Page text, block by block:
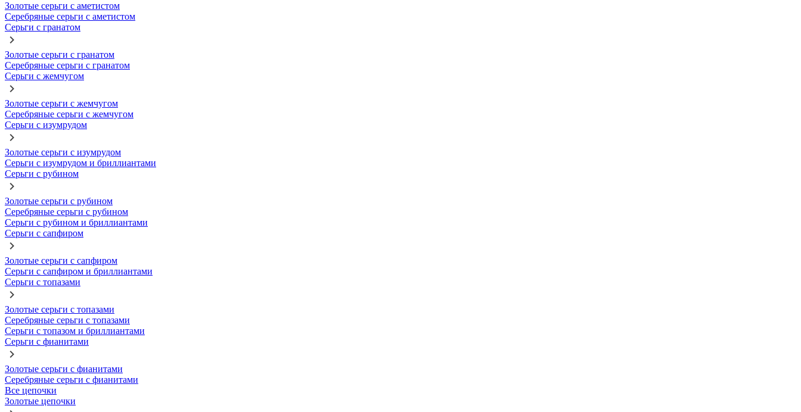
Золотые серьги с аметистом
Серебряные серьги с аметистом
Серьги с гранатом
Золотые серьги с гранатом
Серебряные серьги с гранатом
Серьги с жемчугом
Золотые серьги с жемчугом
Серебряные серьги с жемчугом
Серьги с изумрудом
Золотые серьги с изумрудом
Серьги с изумрудом и бриллиантами
Серьги с рубином
Золотые серьги с рубином
Серебряные серьги с рубином
Серьги с рубином и бриллиантами
Серьги с сапфиром
Золотые серьги с сапфиром
Серьги с сапфиром и бриллиантами
Серьги с топазами
Золотые серьги с топазами
Серебряные серьги с топазами
Серьги с топазом и бриллиантами
Серьги с фианитами
Золотые серьги с фианитами
Серебряные серьги с фианитами
Все цепочки
Золотые цепочки